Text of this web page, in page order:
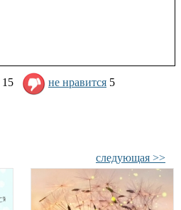
15 не нравится 5
следующая >>